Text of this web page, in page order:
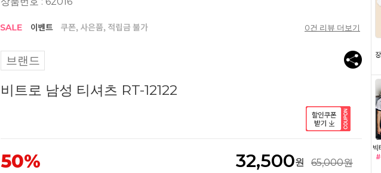
0건 리뷰 더보기
브랜드
비트로 남성 티셔츠 RT-12122
50% 32,500원 65,000원